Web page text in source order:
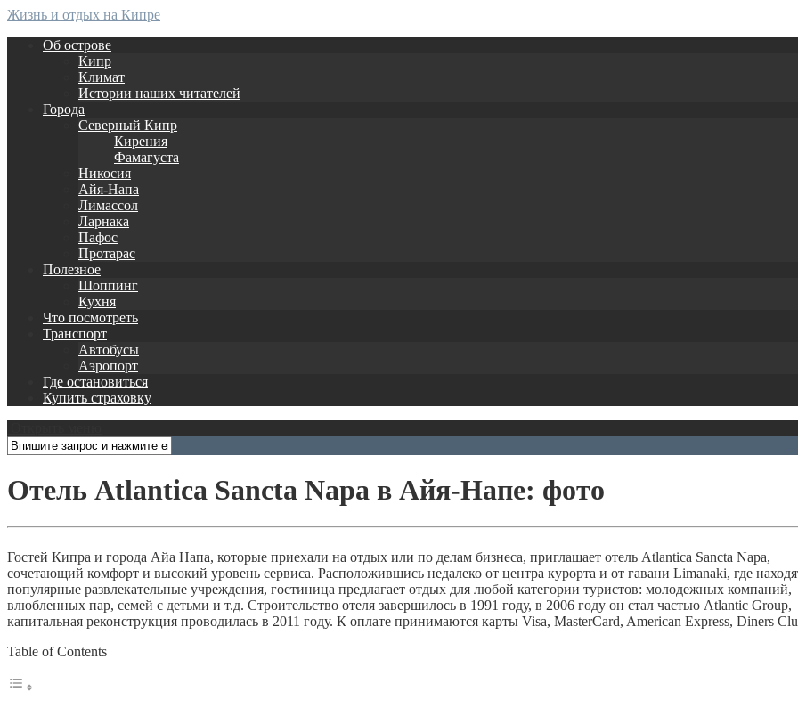
Жизнь и отдых на Кипре
Об острове
Кипр
Климат
Истории наших читателей
Города
Северный Кипр
Кирения
Фамагуста
Никосия
Айя-Напа
Лимассол
Ларнака
Пафос
Протарас
Полезное
Шоппинг
Кухня
Что посмотреть
Транспорт
Автобусы
Аэропорт
Где остановиться
Купить страховку
Отель Atlantica Sancta Napa в Айя-Напе: фото
Гостей Кипра и города Айа Напа, которые приехали на отдых или по делам бизнеса, приглашает отель Atlantica Sancta Napa,
сочетающий комфорт и высокий уровень сервиса. Расположившись недалеко от центра курорта и от гавани Limanaki, где
популярные развлекательные учреждения, гостиница предлагает отдых для любой категории туристов: молодежных компаний,
влюбленных пар, семей с детьми и т.д. Строительство отеля завершилось в 1991 году, в 2006 году он стал частью Atlantic Group,
капитальная реконструкция проводилась в 2011 году. К оплате принимаются карты Visa, MasterCard, American Express, Diners
Table of Contents